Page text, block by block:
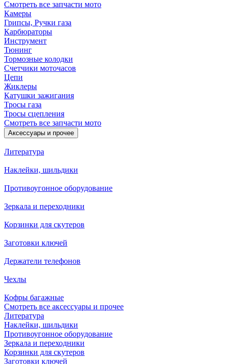
Смотреть все запчасти мото
Камеры
Грипсы, Ручки газа
Карбюраторы
Инструмент
Тюнинг
Тормозные колодки
Счетчики моточасов
Цепи
Жиклеры
Катушки зажигания
Тросы газа
Тросы сцепления
Смотреть все запчасти мото
Аксессуары и прочее
Литература
Наклейки, шильдики
Противоугонное оборудование
Зеркала и переходники
Корзинки для скутеров
Заготовки ключей
Держатели телефонов
Чехлы
Кофры багажные
Смотреть все аксессуары и прочее
Литература
Наклейки, шильдики
Противоугонное оборудование
Зеркала и переходники
Корзинки для скутеров
Заготовки ключей